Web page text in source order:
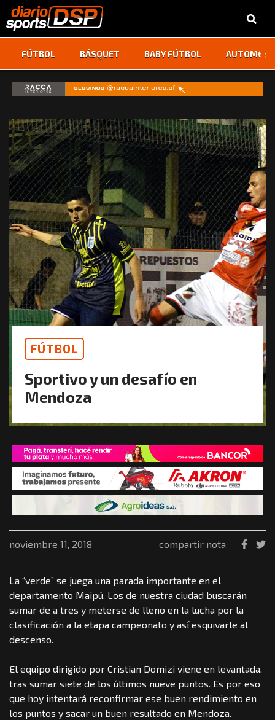
FÚTBOL BÁSQUET BABY FÚTBOL ‹ ›
FÚTBOL
Sportivo y un desafío en
Mendoza
noviembre 11, 2018 compartir nota
La “verde” se juega una parada importante en el
departamento Maipú. Los de nuestra ciudad buscarán
sumar de a tres y meterse de lleno en la lucha por la
clasificación a la etapa campeonato y así esquivarle al
descenso.
El equipo dirigido por Cristian Domizi viene en levantada,
tras sumar siete de los últimos nueve puntos. Es por eso
que hoy intentará reconfirmar ese buen rendimiento en
los puntos y sacar un buen resultado en Mendoza.